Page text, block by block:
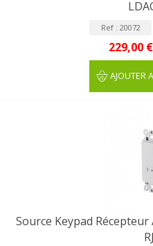
Ref : 20072
229,00 €
AJOUTER
Source Keypad